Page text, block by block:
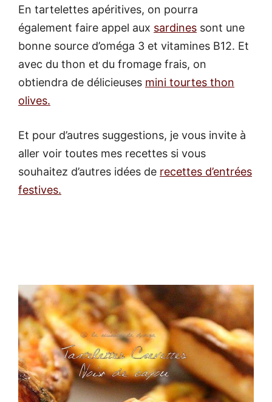
En tartelettes apéritives, on pourra
également faire appel aux sardines sont une
bonne source d’oméga 3 et vitamines B12. Et
avec du thon et du fromage frais, on
obtiendra de délicieuses mini tourtes thon
olives.
Et pour d’autres suggestions, je vous invite à
aller voir toutes mes recettes si vous
souhaitez d’autres idées de recettes d’entrées
festives.